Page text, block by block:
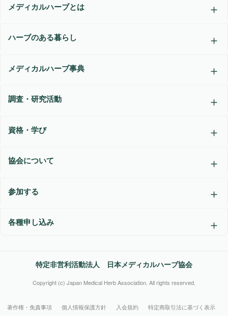
メディカルハーブとは
ハーブのある暮らし
メディカルハーブ事典
調査・研究活動
資格・学び
協会について
参加する
各種申し込み
特定非営利活動法人 日本メディカルハーブ協会
Copyright (c) Japan Medical Herb Association. All rights reserved.
著作権・免責事項 個人情報保護方針 入会規約 特定商取引法に基づく表示